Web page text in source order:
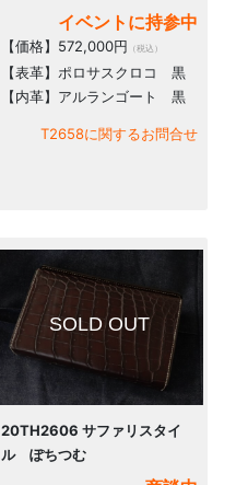
イベントに持参中
【価格】572,000円 （税込）
【表革】ポロサスクロコ 黒
【内革】アルランゴート 黒
T2658に関するお問合せ
SOLD OUT
20TH2606 サファリスタイ
ル ぽちつむ